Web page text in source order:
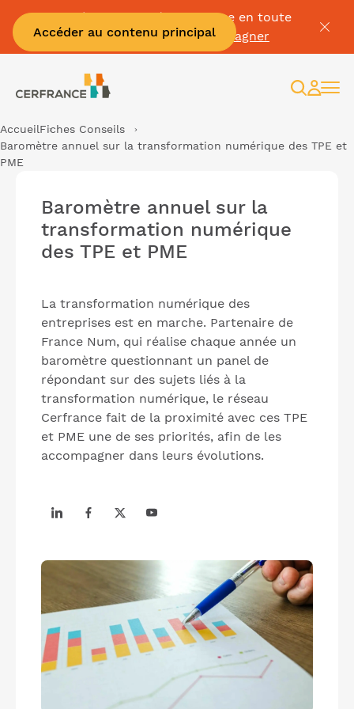
Accéder au contenu principal
Passez à la facture électronique en toute
sérénité :Je me fais accompagner
AccueilFiches Conseils
Baromètre annuel sur la transformation numérique des TPE et
PME
Baromètre annuel sur la
transformation numérique
des TPE et PME
La transformation numérique des
entreprises est en marche. Partenaire de
France Num, qui réalise chaque année un
baromètre questionnant un panel de
répondant sur des sujets liés à la
transformation numérique, le réseau
Cerfrance fait de la proximité avec ces TPE
et PME une de ses priorités, afin de les
accompagner dans leurs évolutions.